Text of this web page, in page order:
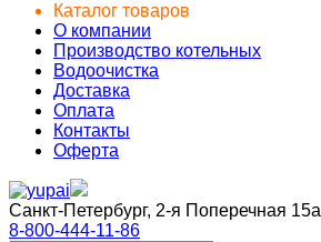
Каталог товаров
О компании
Производство котельных
Водоочистка
Доставка
Оплата
Контакты
Оферта
Санкт-Петербург, 2-я Поперечная 15а
8-800-444-11-86